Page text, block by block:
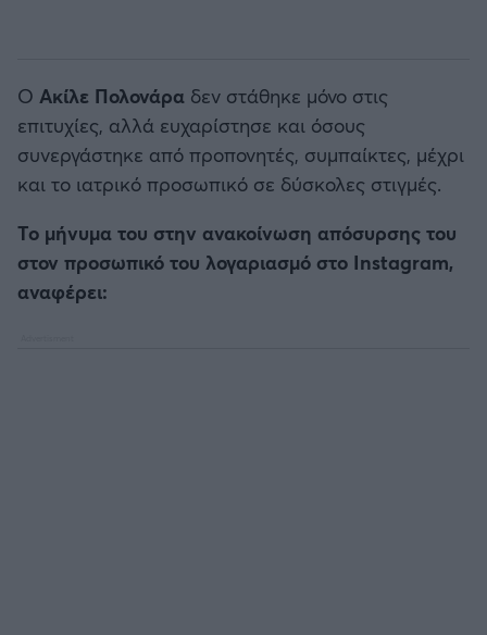
Ο Ακίλε Πολονάρα δεν στάθηκε μόνο στις
επιτυχίες, αλλά ευχαρίστησε και όσους
συνεργάστηκε από προπονητές, συμπαίκτες, μέχρι
και το ιατρικό προσωπικό σε δύσκολες στιγμές.
Το μήνυμα του στην ανακοίνωση απόσυρσης του
στον προσωπικό του λογαριασμό στο Instagram,
αναφέρει: